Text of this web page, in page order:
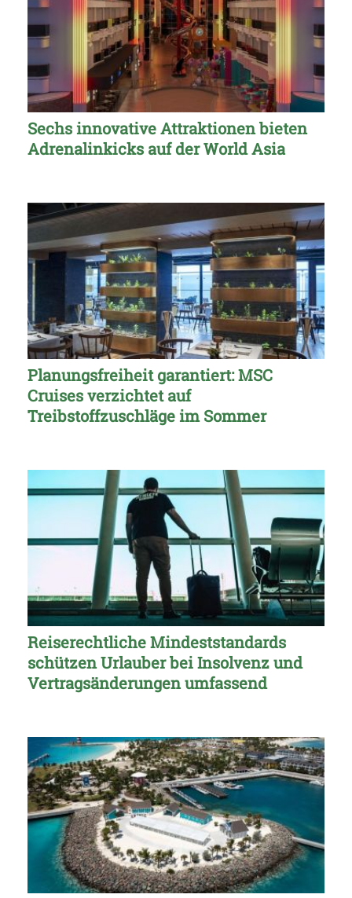
Sechs innovative Attraktionen bieten
Adrenalinkicks auf der World Asia
Planungsfreiheit garantiert: MSC
Cruises verzichtet auf
Treibstoffzuschläge im Sommer
Reiserechtliche Mindeststandards
schützen Urlauber bei Insolvenz und
Vertragsänderungen umfassend